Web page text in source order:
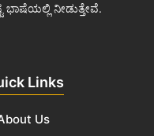
ಭಾಷೆಯಲ್ಲಿ ನೀಡುತ್ತೇವೆ.
Links
Us